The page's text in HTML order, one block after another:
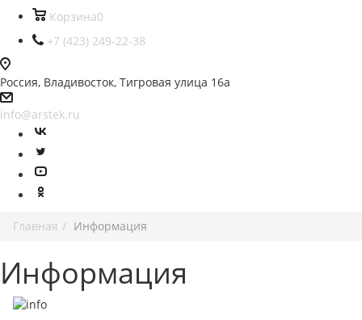
Корзина0
+7 (423) 249-22-38
Россия, Владивосток, Тигровая улица 16а
info@arstek.ru
Главная Информация
Информация